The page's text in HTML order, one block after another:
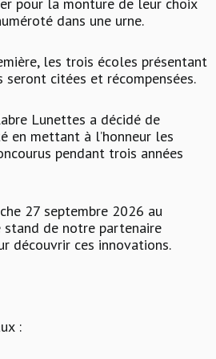
dans une urne.
les trois écoles présentant
citées et récompensées.
Lunettes a décidé de
en mettant à l’honneur les
pendant trois années
27 septembre 2026 au
stand de notre partenaire
découvrir ces innovations.
: